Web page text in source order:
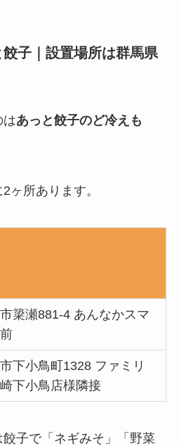
子｜設置場所は群馬県
はあっと餃子のど冷えも
ヶ所あります。
簗瀬881-4 あんなかスマ
下小鳥町1328 ファミリ
下小鳥店様隣接
子で「ネギみそ」「野菜